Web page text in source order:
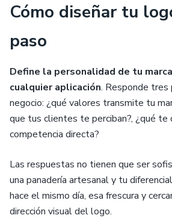
Cómo diseñar tu
paso
Define la personalidad de tu
cualquier aplicación. Responde
negocio: ¿qué valores transmite tu
que tus clientes te perciban?, ¿qué te
competencia directa?
Las respuestas no tienen que ser
una panadería artesanal y tu
hace el mismo día, esa frescura y
dirección visual del logo.